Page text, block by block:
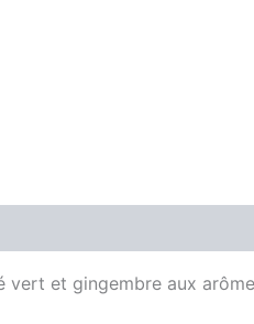
vert et gingembre aux